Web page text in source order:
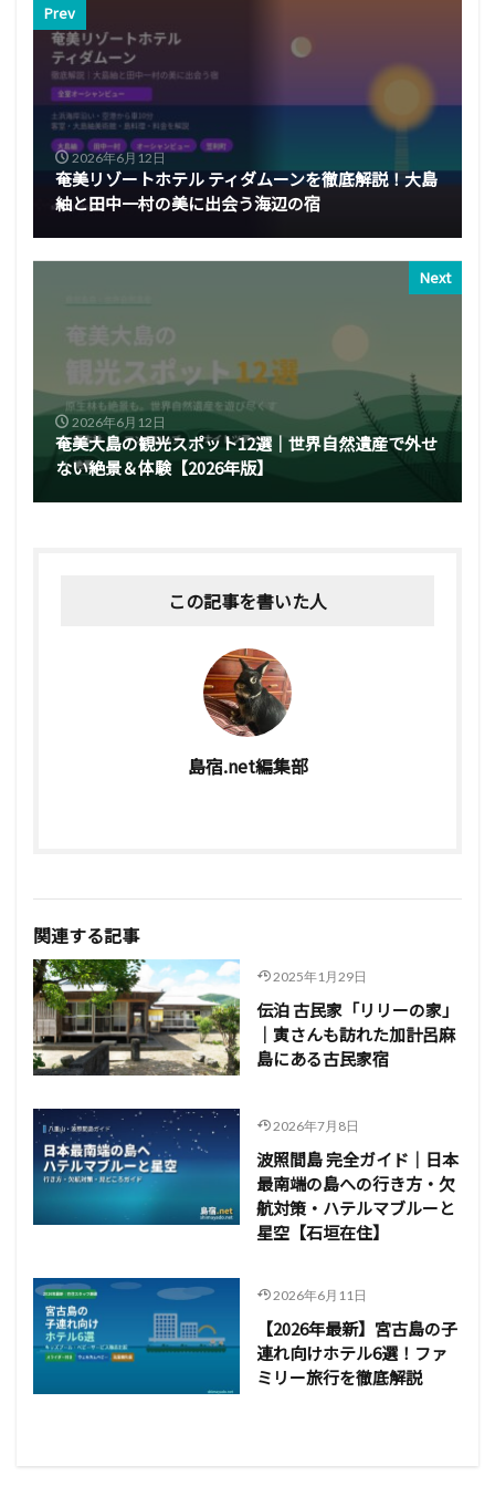
Prev
2026年6月12日
奄美リゾートホテル ティダムーンを徹底解説！大島
紬と田中一村の美に出会う海辺の宿
Next
2026年6月12日
奄美大島の観光スポット12選｜世界自然遺産で外せ
ない絶景＆体験【2026年版】
この記事を書いた人
島宿.net編集部
関連する記事
2025年1月29日
伝泊 古民家「リリーの家」
｜寅さんも訪れた加計呂麻
島にある古民家宿
2026年7月8日
波照間島 完全ガイド｜日本
最南端の島への行き方・欠
航対策・ハテルマブルーと
星空【石垣在住】
2026年6月11日
【2026年最新】宮古島の子
連れ向けホテル6選！ファ
ミリー旅行を徹底解説